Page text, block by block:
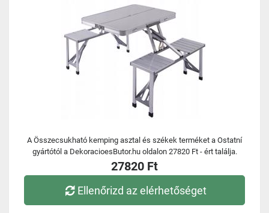
A Összecsukható kemping asztal és székek terméket a Ostatní
gyártótól a DekoracioesButor.hu oldalon 27820 Ft - ért találja.
27820 Ft
Ellenőrizd az elérhetőséget